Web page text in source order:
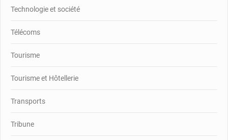
Technologie et société
Télécoms
Tourisme
Tourisme et Hôtellerie
Transports
Tribune